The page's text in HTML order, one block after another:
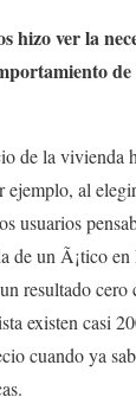
ver la
de
de la vivienda
al
usuarios
de un Ã¡tico
resultado cero
existen casi
cuando ya